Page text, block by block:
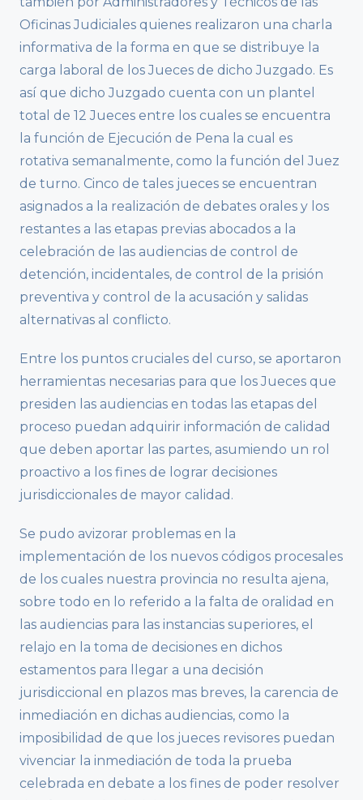
Oficinas Judiciales quienes realizaron una charla
informativa de la forma en que se distribuye la
carga laboral de los Jueces de dicho Juzgado. Es
así que dicho Juzgado cuenta con un plantel
total de 12 Jueces entre los cuales se encuentra
la función de Ejecución de Pena la cual es
rotativa semanalmente, como la función del Juez
de turno. Cinco de tales jueces se encuentran
asignados a la realización de debates orales y los
restantes a las etapas previas abocados a la
celebración de las audiencias de control de
detención, incidentales, de control de la prisión
preventiva y control de la acusación y salidas
alternativas al conflicto.
Entre los puntos cruciales del curso, se aportaron
herramientas necesarias para que los Jueces que
presiden las audiencias en todas las etapas del
proceso puedan adquirir información de calidad
que deben aportar las partes, asumiendo un rol
proactivo a los fines de lograr decisiones
jurisdiccionales de mayor calidad.
Se pudo avizorar problemas en la
implementación de los nuevos códigos procesales
de los cuales nuestra provincia no resulta ajena,
sobre todo en lo referido a la falta de oralidad en
las audiencias para las instancias superiores, el
relajo en la toma de decisiones en dichos
estamentos para llegar a una decisión
jurisdiccional en plazos mas breves, la carencia de
inmediación en dichas audiencias, como la
imposibilidad de que los jueces revisores puedan
vivenciar la inmediación de toda la prueba
celebrada en debate a los fines de poder resolver